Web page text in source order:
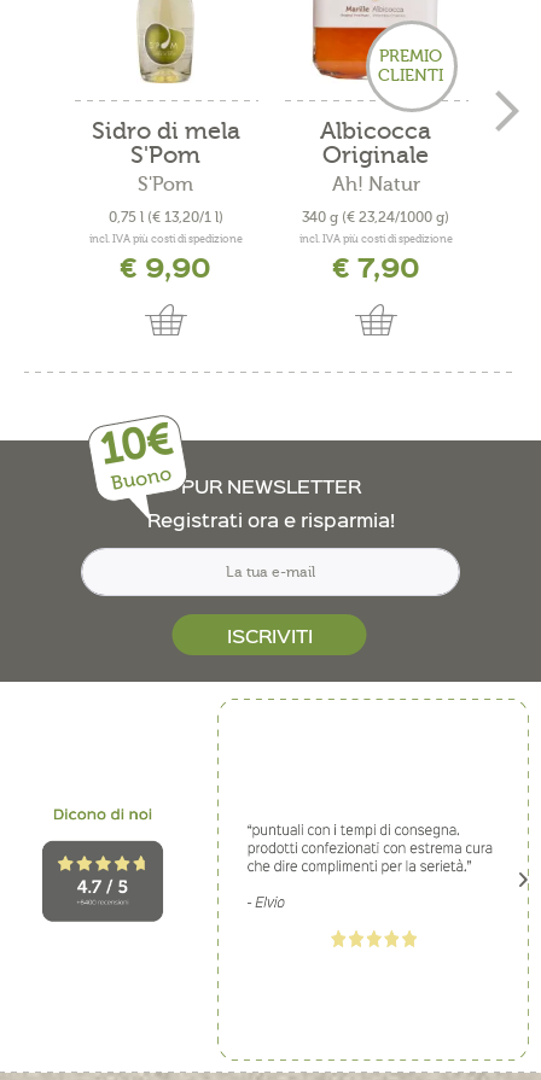
Sidro di mela
S'Pom
S'Pom
0,75 l (€ 13,20/1 l)
incl. IVA più costi di spedizione
€ 9,90
PREMIO
CLIENTI
Albicocca
Originale
Venostana...
Ah! Natur
340 g (€ 23,24/1000 g)
incl. IVA più costi di spedizione
€ 7,90
10€
Buono PUR NEWSLETTER
Registrati ora e risparmia!
ISCRIVITI